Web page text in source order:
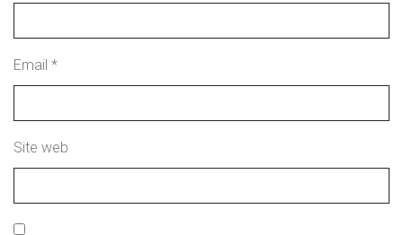
Email *
Site web